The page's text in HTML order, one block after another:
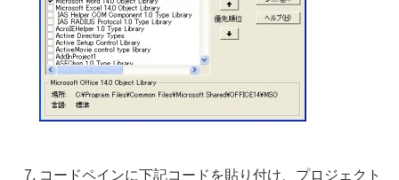
コードペインに下記コードを貼り付け、プロジェクト